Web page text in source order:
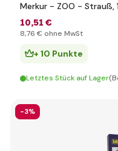
Merkur - ZOO - Strauß,
10,51 €
8,76 € ohne MwSt
+ 10 Punkte
Letztes Stück auf Lager
-3%